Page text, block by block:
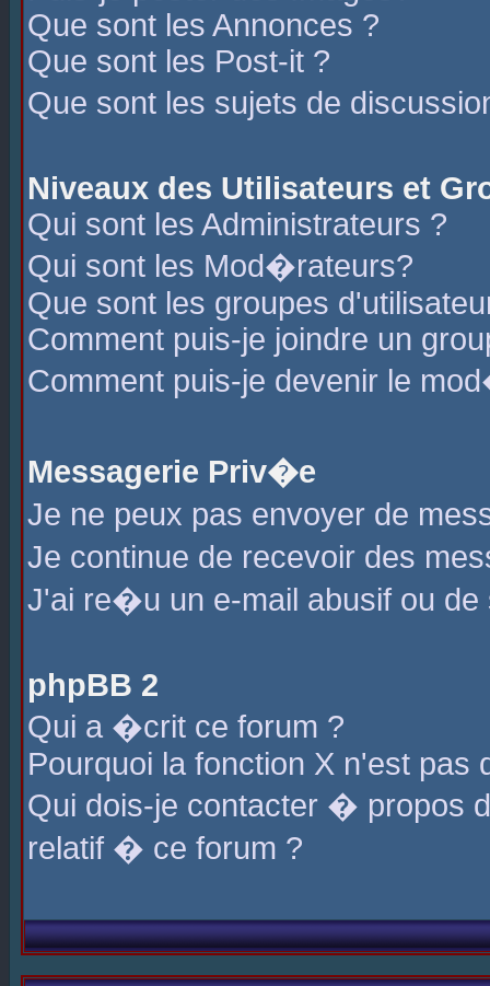
Que sont les Annonces ?
Que sont les Post-it ?
Que sont les sujets de
Niveaux des Utilisateurs et
Qui sont les Administrateurs ?
Qui sont les Mod�rateurs?
Que sont les groupes
Comment puis-je joindre un
Comment puis-je devenir le
Messagerie Priv�e
Je ne peux pas envoyer de
Je continue de recevoir des
J'ai re�u un e-mail abusif ou de
phpBB 2
Qui a �crit ce forum ?
Pourquoi la fonction X n'est pas
Qui dois-je contacter � propos
relatif � ce forum ?